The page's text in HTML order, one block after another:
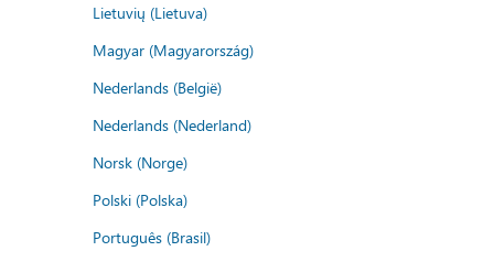
Lietuvių (Lietuva)
Magyar (Magyarország)
Nederlands (België)
Nederlands (Nederland)
Norsk (Norge)
Polski (Polska)
Português (Brasil)